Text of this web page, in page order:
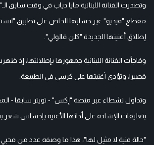
وتصدرت الفنانة اللبنانية مايا دياب في وقت سابق
مقطع "فيديو" عبر حسابها الخاص على تطبيق
إطلاق أغنيتها الجديدة "كلن قالولي".
وفاجأت الفنانة اللبنانية جمهورها بإطلالتها، إذ
قصيرا، وتؤدي أغنيتها على كرسي في الطبيعة.
وتداول نشطاء عبر منصة "إكس" - تويتر سابقا -
بتعليقات الإشادة على أدائها الأغنية بإحساس شعر
"حالة فنية لا مثيل لها"، هذا ما وصفه عدد من محبي